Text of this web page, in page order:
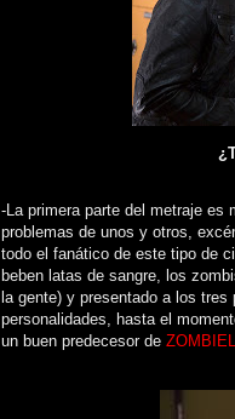
-La primera parte del metraje es
problemas de unos y otros,
todo el fanático de este tipo de
beben latas de sangre, los
la gente) y presentado a los
personalidades, hasta el
un buen predecesor de